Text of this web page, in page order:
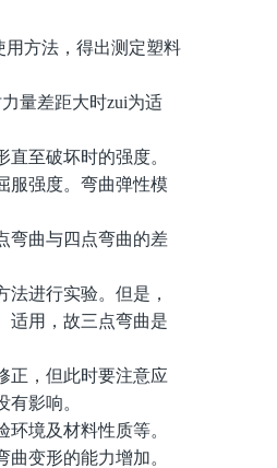
方法，得出测定塑料
量差距大时zui为适
至破坏时的强度。
服强度。弯曲弹性模
曲与四点弯曲的差
进行实验。但是，
适用，故三点弯曲是
，但此时要注意应
影响。
境及材料性质等。
变形的能力增加。